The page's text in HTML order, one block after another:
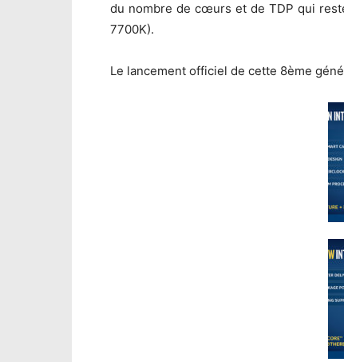
du nombre de cœurs et de TDP qui
7700K).
Le lancement officiel de cette 8ème